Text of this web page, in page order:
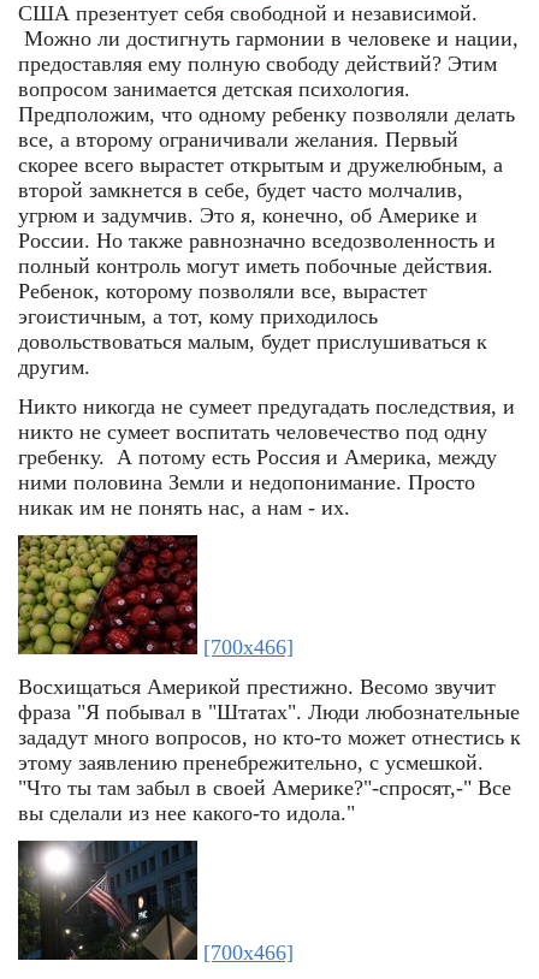
США презентует себя свободной и независимой.
Можно ли достигнуть гармонии в человеке и нации,
предоставляя ему полную свободу действий? Этим
вопросом занимается детская психология.
Предположим, что одному ребенку позволяли делать
все, а второму ограничивали желания. Первый
скорее всего вырастет открытым и дружелюбным, а
второй замкнется в себе, будет часто молчалив,
угрюм и задумчив. Это я, конечно, об Америке и
России. Но также равнозначно вседозволенность и
полный контроль могут иметь побочные действия.
Ребенок, которому позволяли все, вырастет
эгоистичным, а тот, кому приходилось
довольствоваться малым, будет прислушиваться к
другим.
Никто никогда не сумеет предугадать последствия, и
никто не сумеет воспитать человечество под одну
гребенку. А потому есть Россия и Америка, между
ними половина Земли и недопонимание. Просто
никак им не понять нас, а нам - их.
[700x466]
Восхищаться Америкой престижно. Весомо звучит
фраза "Я побывал в "Штатах". Люди любознательные
зададут много вопросов, но кто-то может отнестись к
этому заявлению пренебрежительно, с усмешкой.
"Что ты там забыл в своей Америке?"-спросят,-" Все
вы сделали из нее какого-то идола."
[700x466]